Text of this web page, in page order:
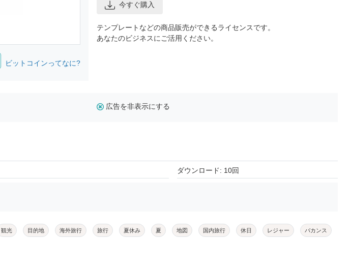
ビットコインってなに?
今すぐ購入
テンプレートなどの商品販売ができるライセンスです。
あなたのビジネスにご活用ください。
広告を非表示にする
ダウンロード: 10回
観光 目的地 海外旅行 旅行 夏休み 夏 地図 国内旅行 休日 レジャー バカンス